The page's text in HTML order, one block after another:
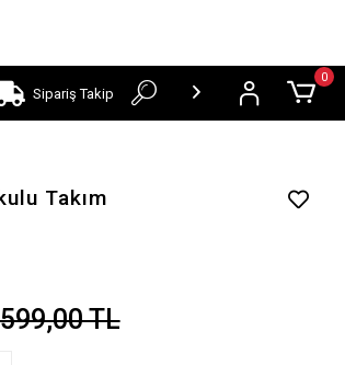
Sipariş Takip
0
Takım
TL